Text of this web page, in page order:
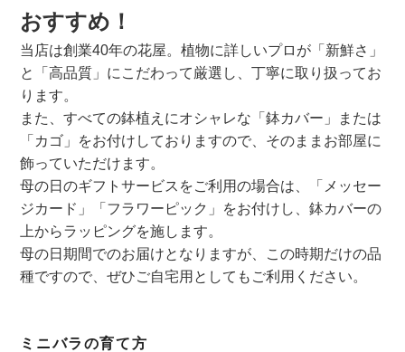
おすすめ！
当店は創業40年の花屋。植物に詳しいプロが「新鮮さ」
と「高品質」にこだわって厳選し、丁寧に取り扱ってお
ります。
また、すべての鉢植えにオシャレな「鉢カバー」または
「カゴ」をお付けしておりますので、そのままお部屋に
飾っていただけます。
母の日のギフトサービスをご利用の場合は、「メッセー
ジカード」「フラワーピック」をお付けし、鉢カバーの
上からラッピングを施します。
母の日期間でのお届けとなりますが、この時期だけの品
種ですので、ぜひご自宅用としてもご利用ください。
ミニバラの育て方